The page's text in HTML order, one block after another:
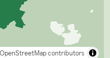
contributors